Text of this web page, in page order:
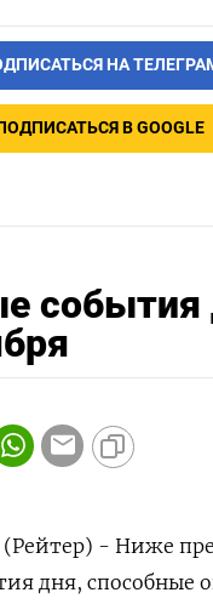
НА
В GOOGLE
события
- Ниже
дня, способные